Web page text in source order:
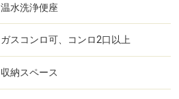
温水洗浄便座
ガスコンロ可、コンロ2口以上
収納スペース